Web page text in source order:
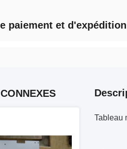
paiement et d'expédition
Tableau